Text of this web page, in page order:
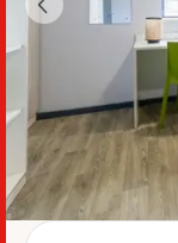
Previous slide